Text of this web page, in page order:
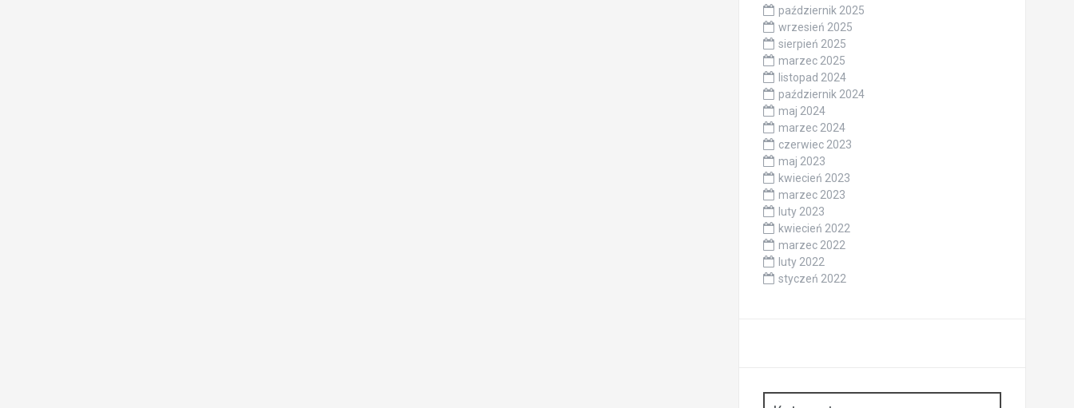
październik 2025
wrzesień 2025
sierpień 2025
marzec 2025
listopad 2024
październik 2024
maj 2024
marzec 2024
czerwiec 2023
maj 2023
kwiecień 2023
marzec 2023
luty 2023
kwiecień 2022
marzec 2022
luty 2022
styczeń 2022